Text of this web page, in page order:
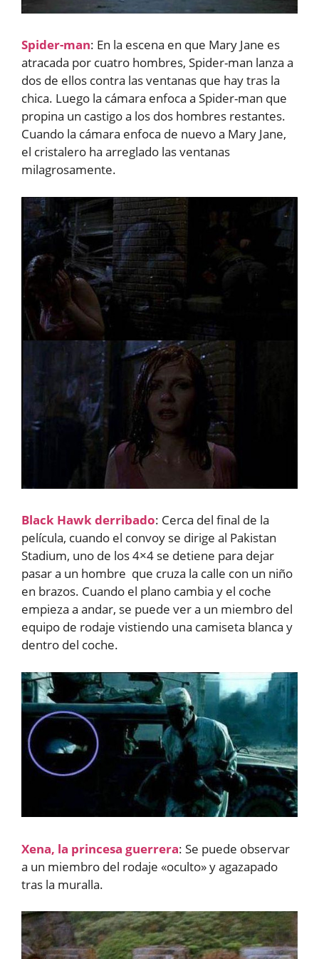
Spider-man: En la escena en que Mary Jane es
atracada por cuatro hombres, Spider-man lanza a
dos de ellos contra las ventanas que hay tras la
chica. Luego la cámara enfoca a Spider-man que
propina un castigo a los dos hombres restantes.
Cuando la cámara enfoca de nuevo a Mary Jane,
el cristalero ha arreglado las ventanas
milagrosamente.
Black Hawk derribado: Cerca del final de la
película, cuando el convoy se dirige al Pakistan
Stadium, uno de los 4×4 se detiene para dejar
pasar a un hombre que cruza la calle con un niño
en brazos. Cuando el plano cambia y el coche
empieza a andar, se puede ver a un miembro del
equipo de rodaje vistiendo una camiseta blanca y
dentro del coche.
Xena, la princesa guerrera: Se puede observar
a un miembro del rodaje «oculto» y agazapado
tras la muralla.